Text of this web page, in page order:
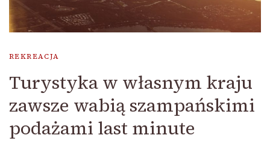
REKREACJA
Turystyka w własnym kraju
zawsze wabią szampańskimi
podażami last minute